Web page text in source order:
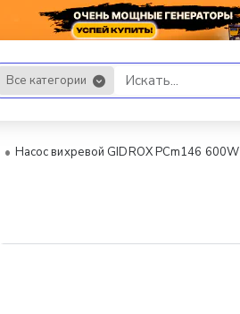
Все категории
Искать...
Насос вихревой GIDROX PCm146 600W